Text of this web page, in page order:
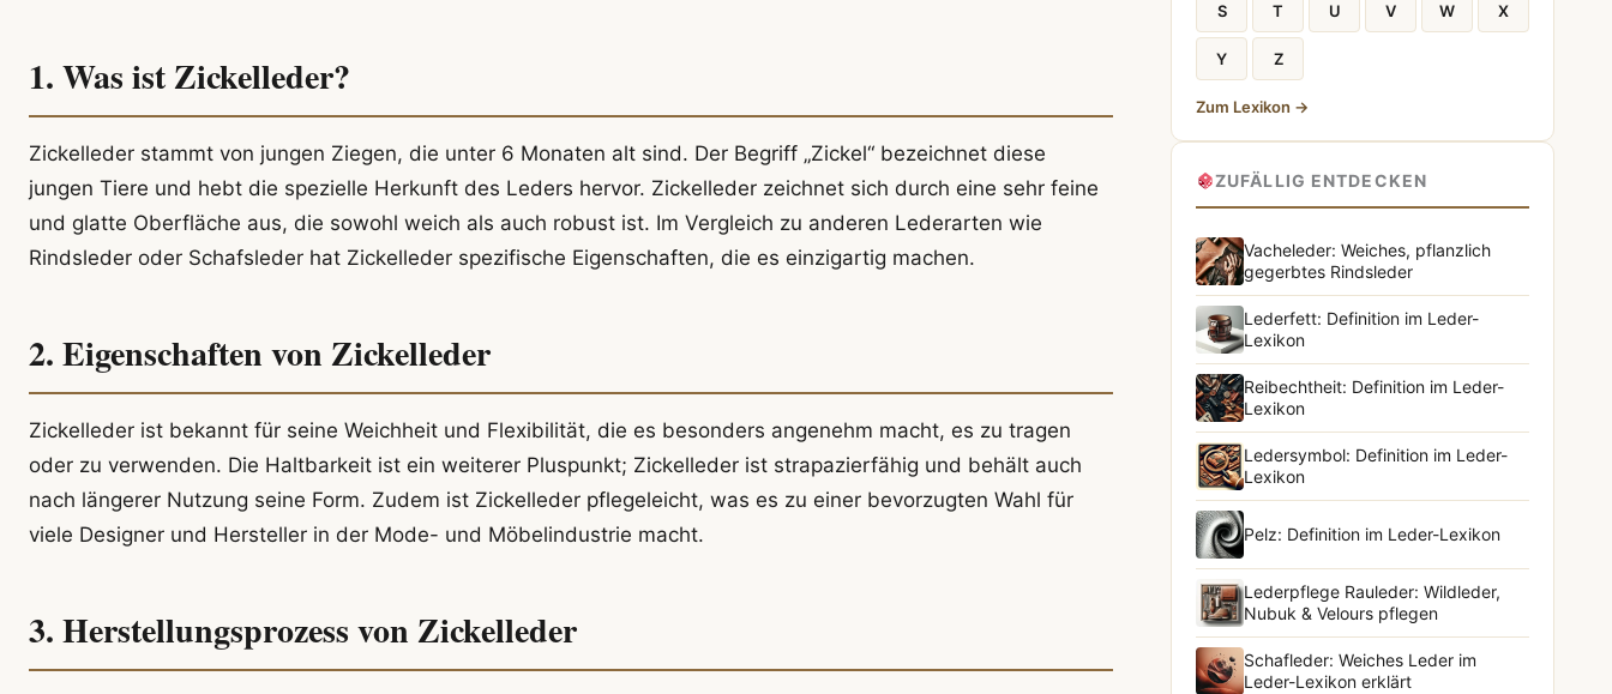
1. Was ist Zickelleder?
Zickelleder stammt von jungen Ziegen, die unter 6 Monaten alt sind. Der Begriff „Zickel“ bezeichnet diese
jungen Tiere und hebt die spezielle Herkunft des Leders hervor. Zickelleder zeichnet sich durch eine sehr feine
und glatte Oberfläche aus, die sowohl weich als auch robust ist. Im Vergleich zu anderen Lederarten wie
Rindsleder oder Schafsleder hat Zickelleder spezifische Eigenschaften, die es einzigartig machen.
2. Eigenschaften von Zickelleder
Zickelleder ist bekannt für seine Weichheit und Flexibilität, die es besonders angenehm macht, es zu tragen
oder zu verwenden. Die Haltbarkeit ist ein weiterer Pluspunkt; Zickelleder ist strapazierfähig und behält auch
nach längerer Nutzung seine Form. Zudem ist Zickelleder pflegeleicht, was es zu einer bevorzugten Wahl für
viele Designer und Hersteller in der Mode- und Möbelindustrie macht.
3. Herstellungsprozess von Zickelleder
S T U V W X
Y Z
Zum Lexikon →
ZUFÄLLIG ENTDECKEN
Vacheleder: Weiches, pflanzlich
gegerbtes Rindsleder
Lederfett: Definition im Leder-
Lexikon
Reibechtheit: Definition im Leder-
Lexikon
Ledersymbol: Definition im Leder-
Lexikon
Pelz: Definition im Leder-Lexikon
Lederpflege Rauleder: Wildleder,
Nubuk & Velours pflegen
Schafleder: Weiches Leder im
Leder-Lexikon erklärt